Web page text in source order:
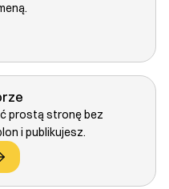
prostą stronę bez
i publikujesz.